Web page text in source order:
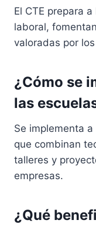
El CTE prepara
laboral,
valoradas por
¿Cómo se
las
Se implementa
que combinan
talleres y
empresas.
¿Qué